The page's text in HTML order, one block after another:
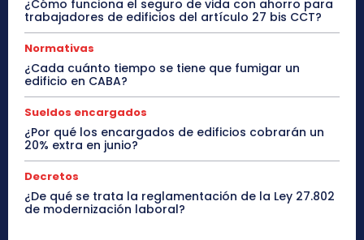
¿Cómo funciona el seguro de vida con ahorro para
trabajadores de edificios del artículo 27 bis CCT?
Normativas
¿Cada cuánto tiempo se tiene que fumigar un
edificio en CABA?
Sueldos encargados
¿Por qué los encargados de edificios cobrarán un
20% extra en junio?
Decretos
¿De qué se trata la reglamentación de la Ley 27.802
de modernización laboral?